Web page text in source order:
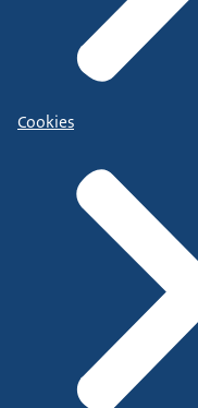
Cookies